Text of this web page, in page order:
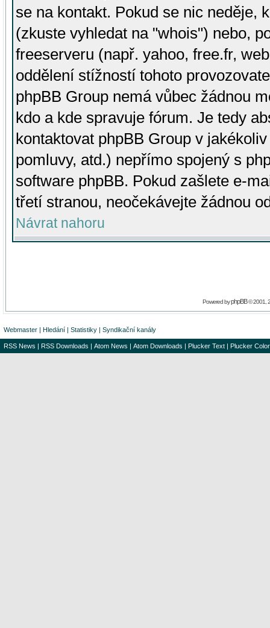
se na kontakt. Pokud se nic neděje,
(zkuste vyhledat na "whois") nebo,
freeserveru (např. yahoo, free.fr,
oddělení stížností tohoto
phpBB Group nemá vůbec žádnou
kdo a kde spravuje fórum. Je tedy
kontaktovat phpBB Group v
pomluvy, atd.) nepřímo spojený s
software phpBB. Pokud zašlete e-
třetí stranou, neočekávejte žádnou
Návrat nahoru
Powered byphpBB© 2001,
Webmaster | Hledání | Statistiky | Syndikační kanály
RSS News | RSS Downloads | Atom News | Atom Downloads | Plucker Text | Plucker Color